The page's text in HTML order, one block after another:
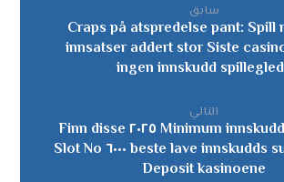
سابق
Craps på atspredelse pant: Spill
innsatser addert stor Siste
ingen innskudd
التالي
Minimum innskudd Kasinoer ٢٠٢٥ Finn disse
beste lave innskudds super nudge ٦٠٠٠ Slot No
Deposit kasinoene